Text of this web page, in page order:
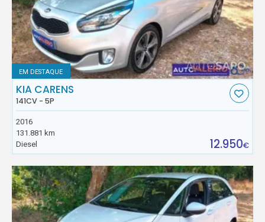
EM DESTAQUE
KIA CARENS
141CV - 5P
2016
131.881 km
Diesel
12.950€